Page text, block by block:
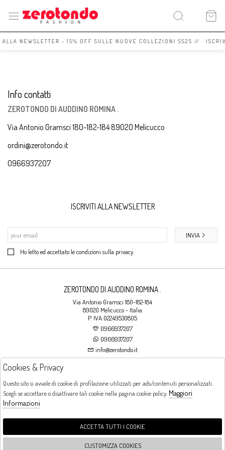
NEWSLETTER - 15% OFF SULLE NUOVE COLLEZIONI SS25 //
Info contatti
ZEROTONDO DI AUDDINO ROMINA .
Via Antonio Gramsci 180-182-184 89020 Melicucco
ordini@zerotondo.it
0966937207
ISCRIVITI ALLA NEWSLETTER
Ho letto ed accettato le condizioni sulla privacy.
INVIA
ZEROTONDO DI AUDDINO ROMINA .
Via Antonio Gramsci 180-182-184
89020 Melicucco - Italia
P. IVA:02249530805
0966937207
0966937207
info@zerotondo.it
Orari di apertura
LUNEDI: CHIUSO LA MATTINA - DALLE 16:00 ALLE 20:00 DAL MARTEDI AL
Cookies & Privacy
Questo sito si avvale di cookie di profilazione utilizzati per ads/contenuti personalizzati.
Scegli se accettare o disattivare tali cookie nella pagina cookie policy. Maggiori
Informazioni
ACCETTA TUTTI I COOKIE
CUSTOMIZZA COOKIES